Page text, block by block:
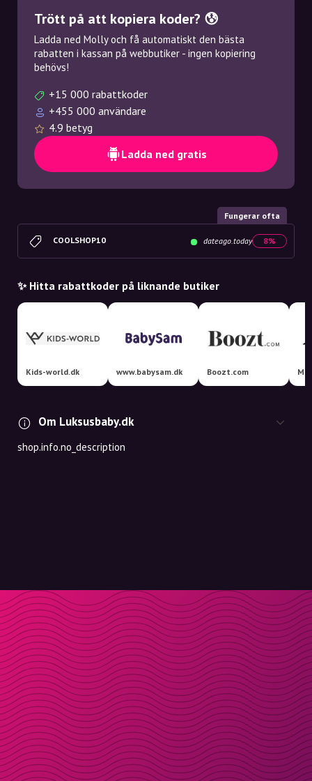
Trött på att kopiera koder? 😰
Ladda ned Molly och få automatiskt den bästa
rabatten i kassan på webbutiker - ingen kopiering
behövs!
+15 000 rabattkoder
+455 000 användare
4.9 betyg
Ladda ned gratis
Fungerar ofta
COOLSHOP10 dateago.today 8%
✨ Hitta rabattkoder på liknande butiker
Kids-world.dk www.babysam.dk Boozt.com
Om Luksusbaby.dk
shop.info.no_description